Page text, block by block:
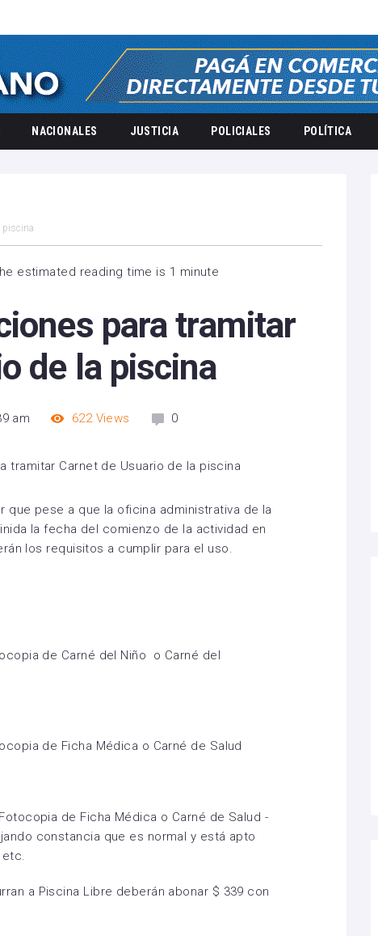
NACIONALES JUSTICIA POLICIALES POLÍTICA
piscina
estimated reading time is 1 minute
para tramitar
de la piscina
am 622 Views 0
que pese a que la oficina administrativa de la
la fecha del comienzo de la actividad en
los requisitos a cumplir para el uso.
de Carné del Niño o Carné del
de Ficha Médica o Carné de Salud
de Ficha Médica o Carné de Salud -
constancia que es normal y está apto
etc.
a Piscina Libre deberán abonar $ 339 con